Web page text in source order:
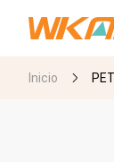
I+D
Inicio